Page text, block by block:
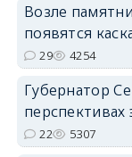
Возле
появятся
29 4254
Губернатор
22 5307